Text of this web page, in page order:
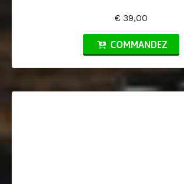
€ 39,00
COMMANDEZ